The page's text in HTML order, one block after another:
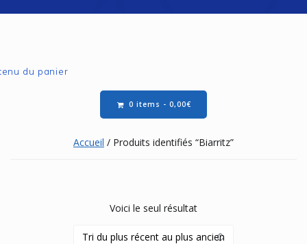
0 items - 0,00€
Accueil / Produits identifiés “Biarritz”
Voici le seul résultat